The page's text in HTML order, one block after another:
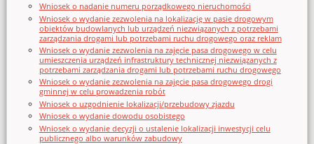
Wniosek o nadanie numeru porządkowego nieruchomości
Wniosek o wydanie zezwolenia na lokalizację w pasie drogowym
obiektów budowlanych lub urządzeń niezwiązanych z potrzebami
zarządzania drogami lub potrzebami ruchu drogowego oraz reklam
Wniosek o wydanie zezwolenia na zajęcie pasa drogowego w celu
umieszczenia urządzeń infrastruktury technicznej niezwiązanych z
potrzebami zarządzania drogami lub potrzebami ruchu drogowego
Wniosek o wydanie zezwolenia na zajęcie pasa drogowego drogi
gminnej w celu prowadzenia robót
Wniosek o uzgodnienie lokalizacji/przebudowy zjazdu
Wniosek o wydanie dowodu osobistego
Wniosek o wydanie decyzji o ustalenie lokalizacji inwestycji celu
publicznego albo warunków zabudowy